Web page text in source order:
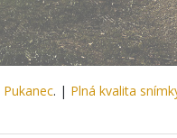
Pukanec. | Plná kvalita